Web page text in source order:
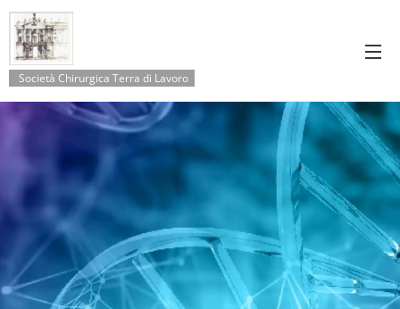
Società Chirurgica Terra di Lavoro